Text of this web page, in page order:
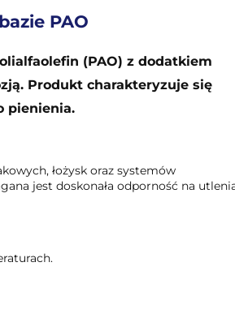
PAO
(PAO) z dodatkiem
Produkt charakteryzuje się
pienienia.
łożysk oraz systemów
jest doskonała odporność na